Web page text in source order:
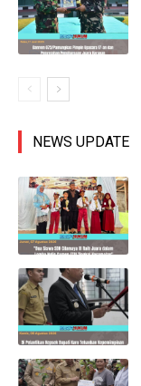
NEWS UPDATE